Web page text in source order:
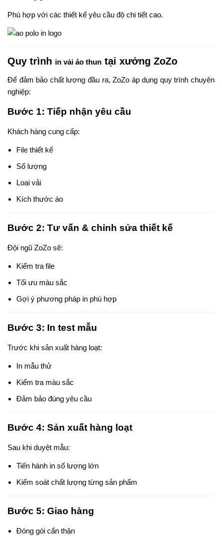
Phù hợp với các thiết kế yêu cầu độ chi tiết cao.
Quy trình in vải áo thun tại xưởng ZoZo
Để đảm bảo chất lượng đầu ra, ZoZo áp dụng quy trình chuyên
nghiệp:
Bước 1: Tiếp nhận yêu cầu
Khách hàng cung cấp:
File thiết kế
Số lượng
Loại vải
Kích thước áo
Bước 2: Tư vấn & chỉnh sửa thiết kế
Đội ngũ ZoZo sẽ:
Kiểm tra file
Tối ưu màu sắc
Gợi ý phương pháp in phù hợp
Bước 3: In test mẫu
Trước khi sản xuất hàng loạt:
In mẫu thử
Kiểm tra màu sắc
Đảm bảo đúng yêu cầu
Bước 4: Sản xuất hàng loạt
Sau khi duyệt mẫu:
Tiến hành in số lượng lớn
Kiểm soát chất lượng từng sản phẩm
Bước 5: Giao hàng
Đóng gói cẩn thận